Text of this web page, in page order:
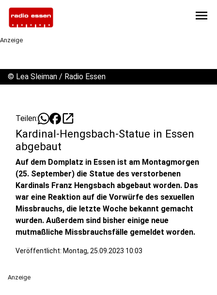
menu
Anzeige
© Lea Sleiman / Radio Essen
Teilen: open_in_new
Kardinal-Hengsbach-Statue in Essen
abgebaut
Auf dem Domplatz in Essen ist am Montagmorgen
(25. September) die Statue des verstorbenen
Kardinals Franz Hengsbach abgebaut worden. Das
war eine Reaktion auf die Vorwürfe des sexuellen
Missbrauchs, die letzte Woche bekannt gemacht
wurden. Außerdem sind bisher einige neue
mutmaßliche Missbrauchsfälle gemeldet worden.
Veröffentlicht: Montag, 25.09.2023 10:03
Anzeige